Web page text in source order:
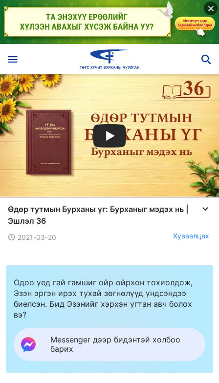
Өдөр тутмын Бурханы үг: Бурханыг мэдэх нь |
Эшлэл 36
2021-03-20 Хуваалцах
Одоо үед гай гамшиг ойр ойрхон тохиолдож,
Эзэн эргэн ирэх тухай зөгнөлүүд үндсэндээ
биелсэн. Бид Эзэнийг хэрхэн угтан авч болох
вэ?
Messenger дээр бидэнтэй холбоо
барих